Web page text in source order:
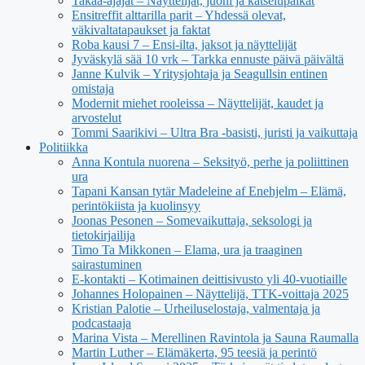
Ensitreffit alttarilla parit – Yhdessä olevat,
väkivaltatapaukset ja faktat
Roba kausi 7 – Ensi-ilta, jaksot ja näyttelijät
Jyväskylä sää 10 vrk – Tarkka ennuste päivä päivältä
Janne Kulvik – Yritysjohtaja ja Seagullsin entinen
omistaja
Modernit miehet rooleissa – Näyttelijät, kaudet ja
arvostelut
Tommi Saarikivi – Ultra Bra -basisti, juristi ja vaikuttaja
Politiikka
Anna Kontula nuorena – Seksityö, perhe ja poliittinen
ura
Tapani Kansan tytär Madeleine af Enehjelm – Elämä,
perintökiista ja kuolinsyy
Joonas Pesonen – Somevaikuttaja, seksologi ja
tietokirjailija
Timo Ta Mikkonen – Elama, ura ja traaginen
sairastuminen
E-kontakti – Kotimainen deittisivusto yli 40-vuotiaille
Johannes Holopainen – Näyttelijä, TTK-voittaja 2025
Kristian Palotie – Urheiluselostaja, valmentaja ja
podcastaaja
Marina Vista – Merellinen Ravintola ja Sauna Raumalla
Martin Luther – Elämäkerta, 95 teesiä ja perintö